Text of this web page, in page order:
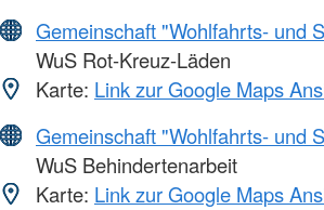
Gemeinschaft "Wohlfahrts- und
WuS Rot-Kreuz-Läden
Karte: Link zur Google Maps
Gemeinschaft "Wohlfahrts- und
WuS Behindertenarbeit
Karte: Link zur Google Maps